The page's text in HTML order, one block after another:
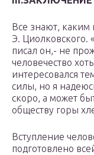
Все знают,
Э.
писал он,- не
человечество
интересовался
силы, но я
скоро, а может
обществу горы
Вступление
подготовлено